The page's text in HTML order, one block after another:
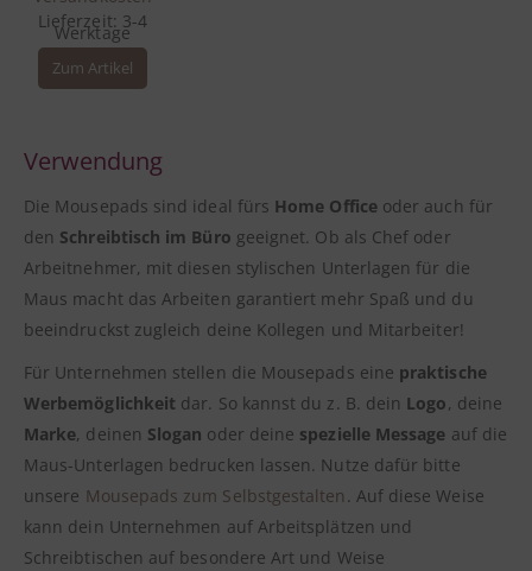
Lieferzeit: 3-4
Werktage
Zum Artikel
Verwendung
Die Mousepads sind ideal fürs Home Officeoder auch für
den Schreibtisch im Büro geeignet. Ob als Chef oder
Arbeitnehmer, mit diesen stylischen Unterlagen für die
Maus macht das Arbeiten garantiert mehr Spaß und du
beeindruckst zugleich deine Kollegen und Mitarbeiter!
Für Unternehmen stellen die Mousepads eine praktische
Werbemöglichkeit dar. So kannst du z. B. dein Logo, deine
Marke, deinen Slogan oder deine spezielle Message auf die
Maus-Unterlagen bedrucken lassen. Nutze dafür bitte
unsere Mousepads zum Selbstgestalten . Auf diese Weise
kann dein Unternehmen auf Arbeitsplätzen und
Schreibtischen auf besondere Art und Weise